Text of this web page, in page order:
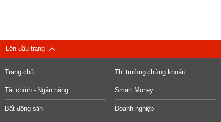
Lên đầu trang
Trang chủ Thị trường chứng khoán
Tài chính - Ngân hàng Smart Money
Bất động sản Doanh nghiệp